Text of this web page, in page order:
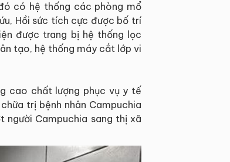
có hệ thống các phòng mổ
Hồi sức tích cực được bố trí
được trang bị hệ thống lọc
tạo, hệ thống máy cắt lớp vi
cao chất lượng phục vụ y tế
trị bệnh nhân Campuchia
người Campuchia sang thị xã